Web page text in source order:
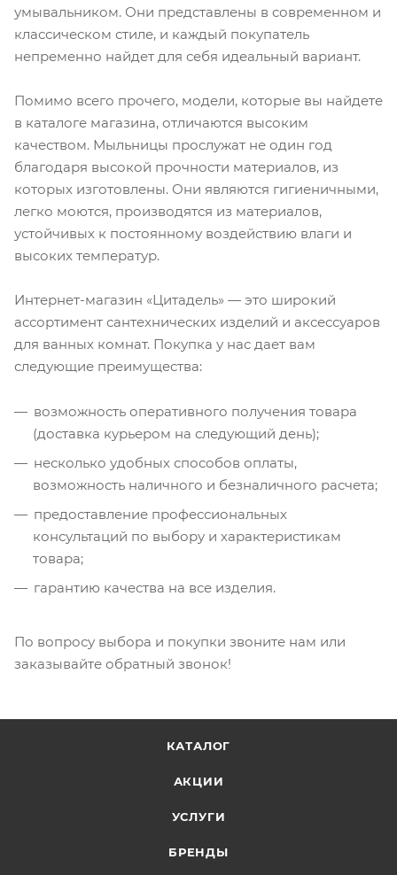
умывальником. Они представлены в современном и
классическом стиле, и каждый покупатель
непременно найдет для себя идеальный вариант.
Помимо всего прочего, модели, которые вы найдете
в каталоге магазина, отличаются высоким
качеством. Мыльницы прослужат не один год
благодаря высокой прочности материалов, из
которых изготовлены. Они являются гигиеничными,
легко моются, производятся из материалов,
устойчивых к постоянному воздействию влаги и
высоких температур.
Интернет-магазин «Цитадель» — это широкий
ассортимент сантехнических изделий и аксессуаров
для ванных комнат. Покупка у нас дает вам
следующие преимущества:
возможность оперативного получения товара
(доставка курьером на следующий день);
несколько удобных способов оплаты,
возможность наличного и безналичного расчета;
предоставление профессиональных
консультаций по выбору и характеристикам
товара;
гарантию качества на все изделия.
По вопросу выбора и покупки звоните нам или
заказывайте обратный звонок!
КАТАЛОГ
АКЦИИ
УСЛУГИ
БРЕНДЫ